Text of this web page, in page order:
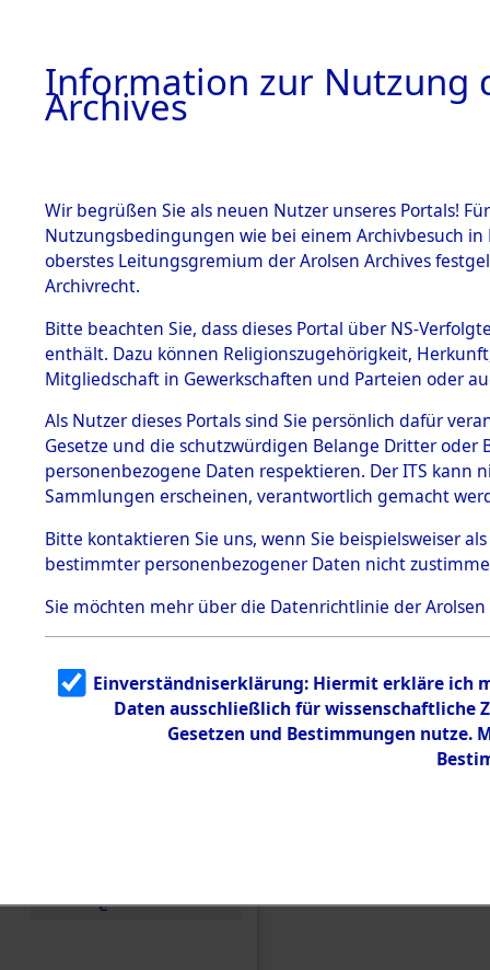
BESTÄNDE
1.
mente
5. Verschiedenes
5.3
Todesmärsche
5.3.1 Alliierte
Erhebungen
zu
Todesmärsch
en
5.3.2
g
5.3.3
Todesmärsch
e
Gladbeck
Information zur Nutzung
Archives
Wir begrüßen Sie als neuen Nutzer unseres Portals!
Nutzungsbedingungen wie bei einem Archivbesuch
oberstes Leitungsgremium der Arolsen Archives
Archivrecht.
Bitte beachten Sie, dass dieses Portal über NS-
enthält. Dazu können Religionszugehörigkeit,
Mitgliedschaft in Gewerkschaften und Parteien oder
Als Nutzer dieses Portals sind Sie persönlich dafür
Gesetze und die schutzwürdigen Belange Dritter
personenbezogene Daten respektieren. Der ITS
Sammlungen erscheinen, verantwortlich gemacht
Bitte kontaktieren Sie uns, wenn Sie beispielsweiser
bestimmter personenbezogener Daten nicht
Sie möchten mehr über die Datenrichtlinie der Arolsen
Einverständniserklärung: Hiermit erkläre ich
Daten ausschließlich für wissenschaftliche
Gesetzen und Bestimmungen nutze.